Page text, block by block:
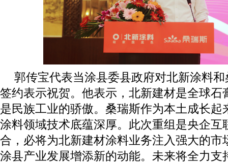
郭传宝代表当涂县委县政府对北新涂料
签约表示祝贺。他表示，北新建材是全球石
是民族工业的骄傲。桑瑞斯作为本土成长起
涂料领域技术底蕴深厚。此次重组是央企互
合，必将为北新建材涂料业务注入强大的市
涂县产业发展增添新的动能。未来将全力支